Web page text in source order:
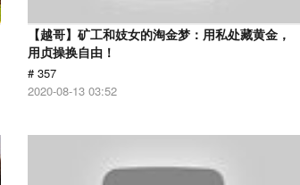
【越哥】矿工和妓女的淘金梦：用私处藏黄金，
用贞操换自由！
# 357
2020-08-13 03:52